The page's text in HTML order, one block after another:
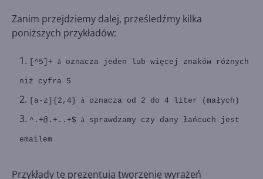
Zanim przejdziemy dalej, prześledźmy kilka
poniższych przykładów:
[^5]+ à oznacza jeden lub więcej znaków różnych
niż cyfra 5
[a-z]{2,4} à oznacza od 2 do 4 liter (małych)
^.+@.+..+$ à sprawdzamy czy dany łańcuch jest
emailem
Przykłady te prezentują tworzenie wyrażeń